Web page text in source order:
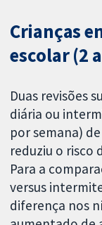
Crianças
escolar (2
Duas revisões
diária ou
por semana)
reduziu o risco
Para a
versus
diferença nos